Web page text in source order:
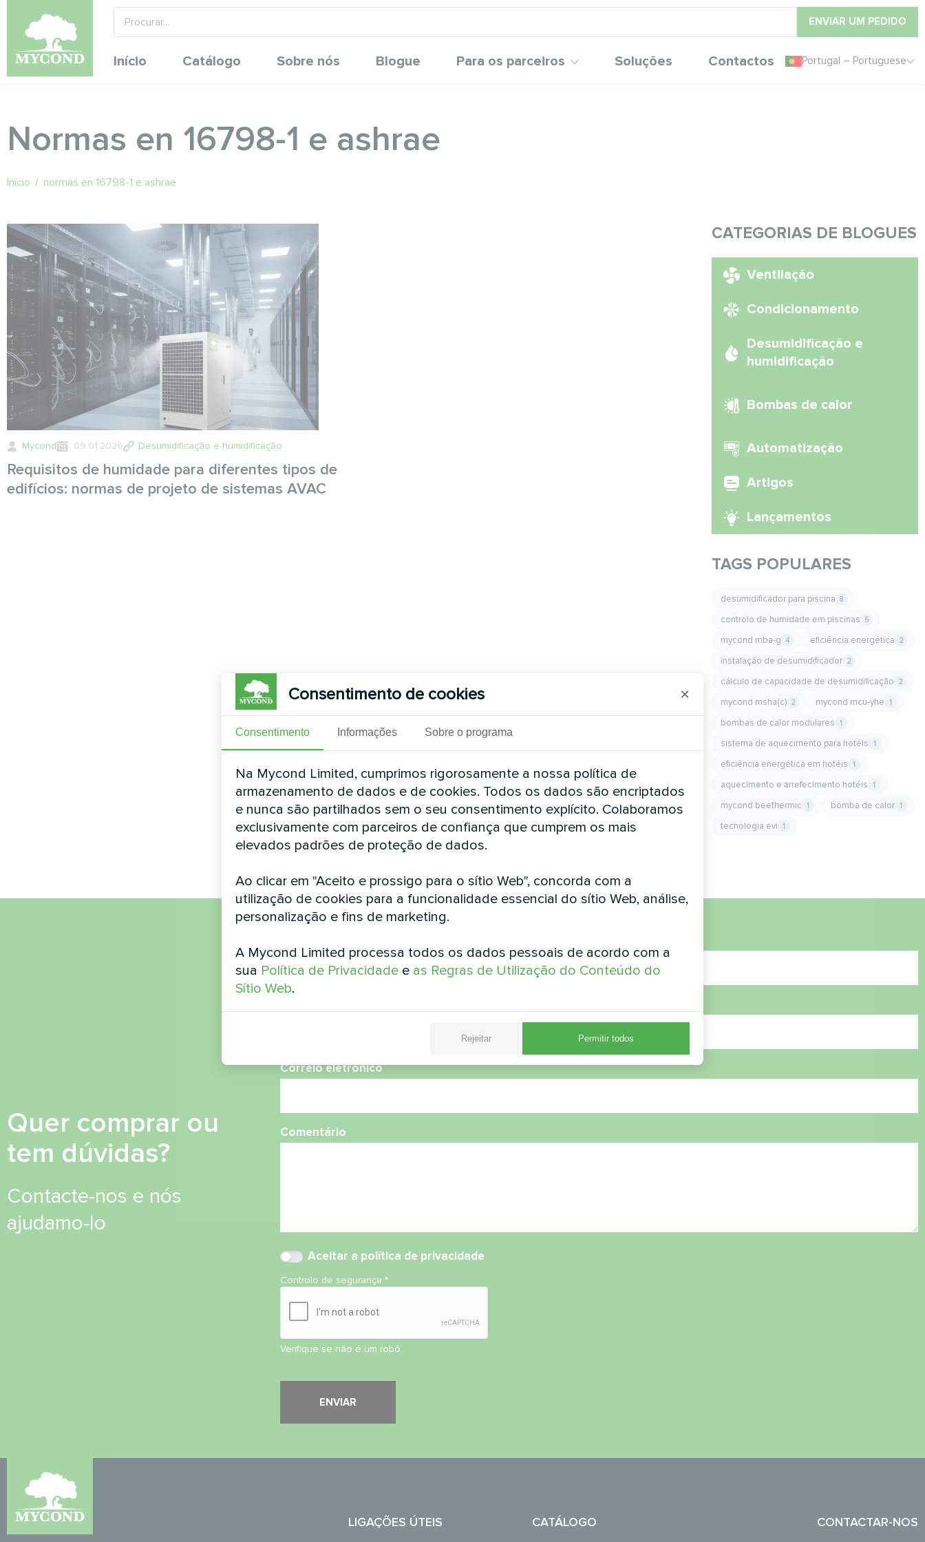
ENVIAR UM PEDIDO
Início Catálogo Sobre nós Blogue Para os parceiros Soluções Contactos Portugal – Portuguese
Normas en 16798-1 e ashrae
Início / normas en 16798-1 e ashrae
Mycond 09.01.2026 Desumidificação e humidificação
Requisitos de humidade para diferentes tipos de
edifícios: normas de projeto de sistemas AVAC
CATEGORIAS DE BLOGUES
Ventilação
Condicionamento
Desumidificação e
humidificação
Bombas de calor
Automatização
Artigos
Lançamentos
TAGS POPULARES
desumidificador para piscina 8
controlo de humidade em piscinas 5
mycond mba-g 4 eficiência energética 2
instalação de desumidificador 2
cálculo de capacidade de desumidificação 2
mycond msha(c) 2 mycond mcu-yhe 1
bombas de calor modulares 1
sistema de aquecimento para hotéis 1
eficiência energética em hotéis 1
aquecimento e arrefecimento hotéis 1
mycond beethermic 1 bomba de calor 1
tecnologia evi 1
Quer comprar ou
tem dúvidas?
Contacte-nos e nós
ajudamo-lo
Correio eletrónico
Comentário
Aceitar a política de privacidade
Controlo de segurança*
Verifique se não é um robô.
LIGAÇÕES ÚTEIS CATÁLOGO CONTACTAR-NOS
Consentimento de cookies ×
Consentimento Informações Sobre o programa
Na Mycond Limited, cumprimos rigorosamente a nossa política de
armazenamento de dados e de cookies. Todos os dados são encriptados
e nunca são partilhados sem o seu consentimento explícito. Colaboramos
exclusivamente com parceiros de confiança que cumprem os mais
elevados padrões de proteção de dados.
Ao clicar em "Aceito e prossigo para o sítio Web", concorda com a
utilização de cookies para a funcionalidade essencial do sítio Web, análise,
personalização e fins de marketing.
A Mycond Limited processa todos os dados pessoais de acordo com a
sua Política de Privacidade e as Regras de Utilização do Conteúdo do
Sítio Web.
Rejeitar Permitir todos